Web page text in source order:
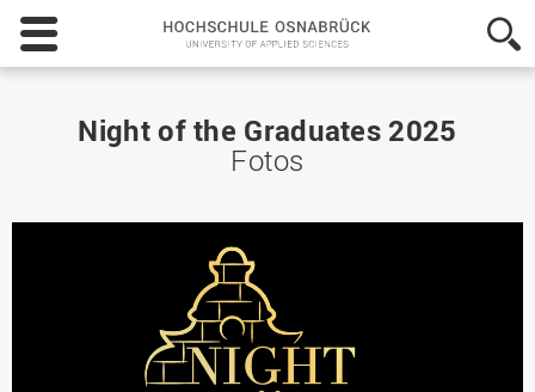
Hochschule
Osnabrück
-
of
Applied
Night of the Graduates 2025
Fotos